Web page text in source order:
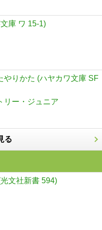
庫 ワ 15-1)
やりかた (ハヤカワ文庫 SF
リー・ジュニア
る
文社新書 594)